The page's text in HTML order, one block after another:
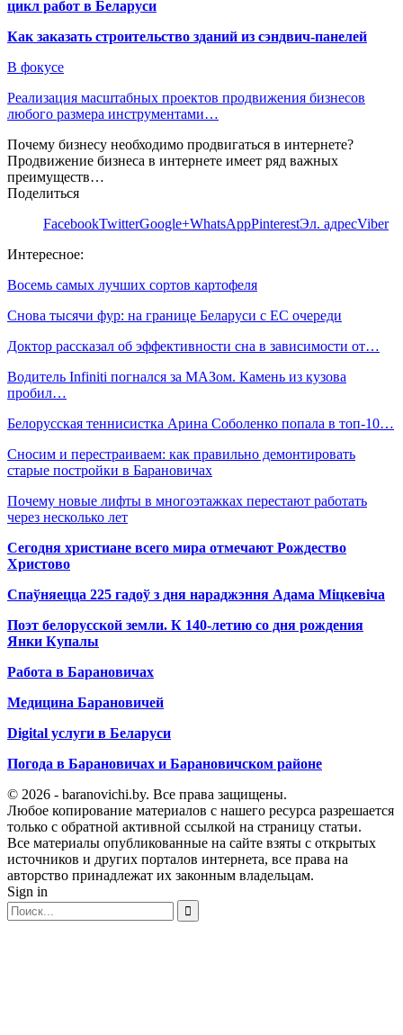
цикл работ в Беларуси
Как заказать строительство зданий из сэндвич-панелей
В фокусе
Реализация масштабных проектов продвижения бизнесов
любого размера инструментами…
Почему бизнесу необходимо продвигаться в интернете?
Продвижение бизнеса в интернете имеет ряд важных
преимуществ…
Поделиться
FacebookTwitterGoogle+WhatsAppPinterestЭл. адресViber
Интересное:
Восемь самых лучших сортов картофеля
Снова тысячи фур: на границе Беларуси с ЕС очереди
Доктор рассказал об эффективности сна в зависимости от…
Водитель Infiniti погнался за МАЗом. Камень из кузова
пробил…
Белорусская теннисистка Арина Соболенко попала в топ-10…
Сносим и перестраиваем: как правильно демонтировать
старые постройки в Барановичах
Почему новые лифты в многоэтажках перестают работать
через несколько лет
Сегодня христиане всего мира отмечают Рождество
Христово
Спаўняецца 225 гадоў з дня нараджэння Адама Міцкевіча
Поэт белорусской земли. К 140-летию со дня рождения
Янки Купалы
Работа в Барановичах
Медицина Барановичей
Digital услуги в Беларуси
Погода в Барановичах и Барановичском районе
© 2026 - baranovichi.by. Все права защищены.
Любое копирование материалов с нашего ресурса разрешается
только с обратной активной ссылкой на страницу статьи.
Все материалы опубликованные на сайте взяты с открытых
источников и других порталов интернета, все права на
авторство принадлежат их законным владельцам.
Sign in